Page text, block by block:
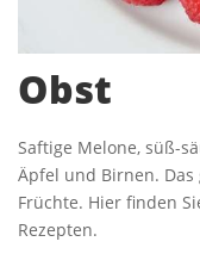
Obst
Saftige Melone, süß-
Äpfel und Birnen. Das
Früchte. Hier finden
Rezepten.